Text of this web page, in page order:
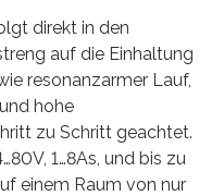
direkt in den
auf die Einhaltung
resonanzarmer Lauf,
hohe
zu Schritt geachtet.
1…8As, und bis zu
einem Raum von nur